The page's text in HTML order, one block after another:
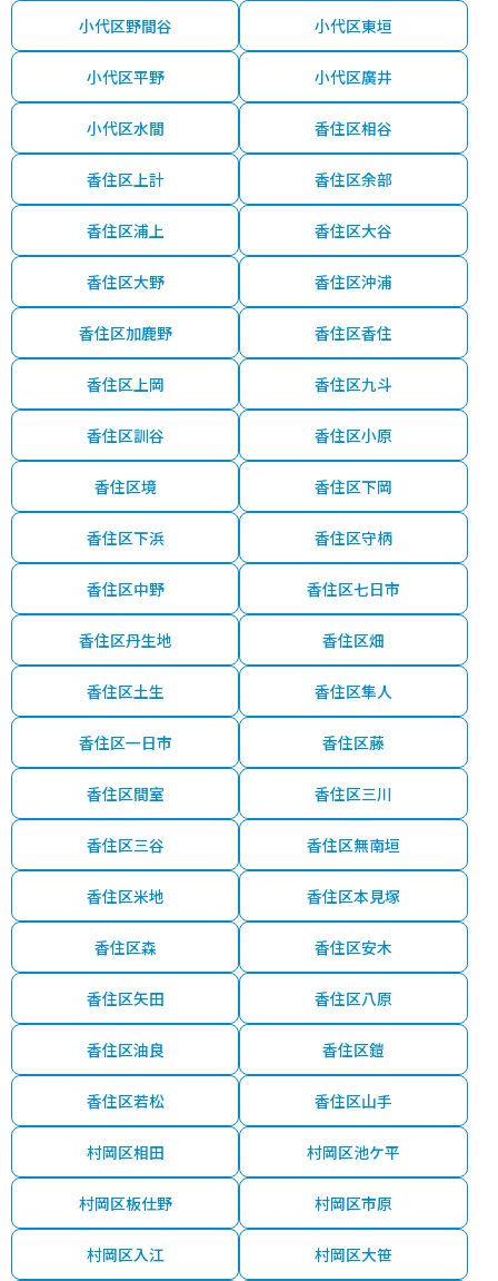
小代区野間谷 小代区東垣
小代区平野 小代区廣井
小代区水間 香住区相谷
香住区上計 香住区余部
香住区浦上 香住区大谷
香住区大野 香住区沖浦
香住区加鹿野 香住区香住
香住区上岡 香住区九斗
香住区訓谷 香住区小原
香住区境 香住区下岡
香住区下浜 香住区守柄
香住区中野 香住区七日市
香住区丹生地 香住区畑
香住区土生 香住区隼人
香住区一日市 香住区藤
香住区間室 香住区三川
香住区三谷 香住区無南垣
香住区米地 香住区本見塚
香住区森 香住区安木
香住区矢田 香住区八原
香住区油良 香住区鎧
香住区若松 香住区山手
村岡区相田 村岡区池ケ平
村岡区板仕野 村岡区市原
村岡区入江 村岡区大笹